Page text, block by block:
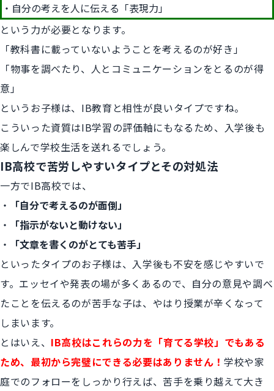
自分の考えを人に伝える「表現力」
という力が必要となります。
「教科書に載っていないようことを考えるのが好き」
「物事を調べたり、人とコミュニケーションをとるのが得
意」
というお子様は、IB教育と相性が良いタイプですね。
こういった資質はIB学習の評価軸にもなるため、入学後も
楽しんで学校生活を送れるでしょう。
IB高校で苦労しやすいタイプとその対処法
一方でIB高校では、
「自分で考えるのが面倒」
「指示がないと動けない」
「文章を書くのがとても苦手」
といったタイプのお子様は、入学後も不安を感じやすいで
す。エッセイや発表の場が多くあるので、自分の意見や調べ
たことを伝えるのが苦手な子は、やはり授業が辛くなって
しまいます。
とはいえ、 IB高校はこれらの力を「育てる学校」でもある
ため、最初から完璧にできる必要はありません！学校や家
庭でのフォローをしっかり行えば、苦手を乗り越えて大き